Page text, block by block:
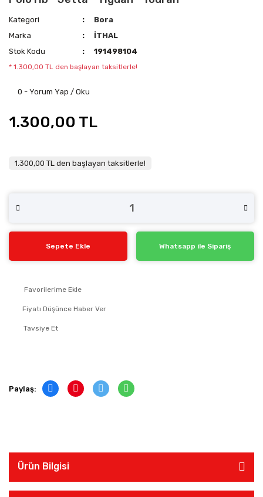
Kategori
Bora
Marka
İTHAL
Stok Kodu
191498104
* 1.300,00 TL den başlayan taksitlerle!
0 - Yorum Yap / Oku
1.300,00 TL
1.300,00 TL den başlayan taksitlerle!
Sepete Ekle Whatsapp ile Sipariş
Fiyatı Düşünce Haber Ver
Tavsiye Et
Paylaş:
Ürün Bilgisi